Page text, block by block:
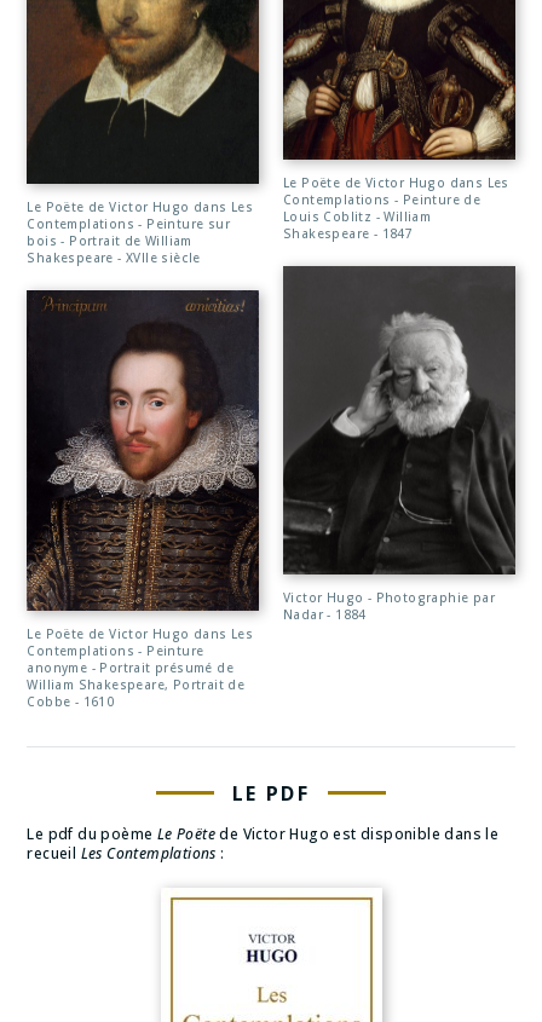
Le Poëte de Victor Hugo dans Les
Contemplations - Peinture sur
bois - Portrait de William
Shakespeare - XVIIe siècle
Le Poëte de Victor Hugo dans Les
Contemplations - Peinture
anonyme - Portrait présumé de
William Shakespeare, Portrait de
Cobbe - 1610
Le Poëte de Victor Hugo dans Les
Contemplations - Peinture de
Louis Coblitz - William
Shakespeare - 1847
Victor Hugo - Photographie par
Nadar - 1884
LE PDF
Le pdf du poème Le Poëtede Victor Hugo est disponible dans le
recueil Les Contemplations :